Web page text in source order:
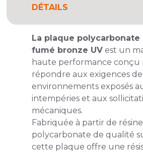
DÉTAILS
La plaque polycarbonate
fumé bronze UVest un
haute performance conçu
répondre aux exigences
environnements exposés
intempéries et aux
mécaniques.
Fabriquée à partir de
polycarbonate de qualité
cette plaque offre une